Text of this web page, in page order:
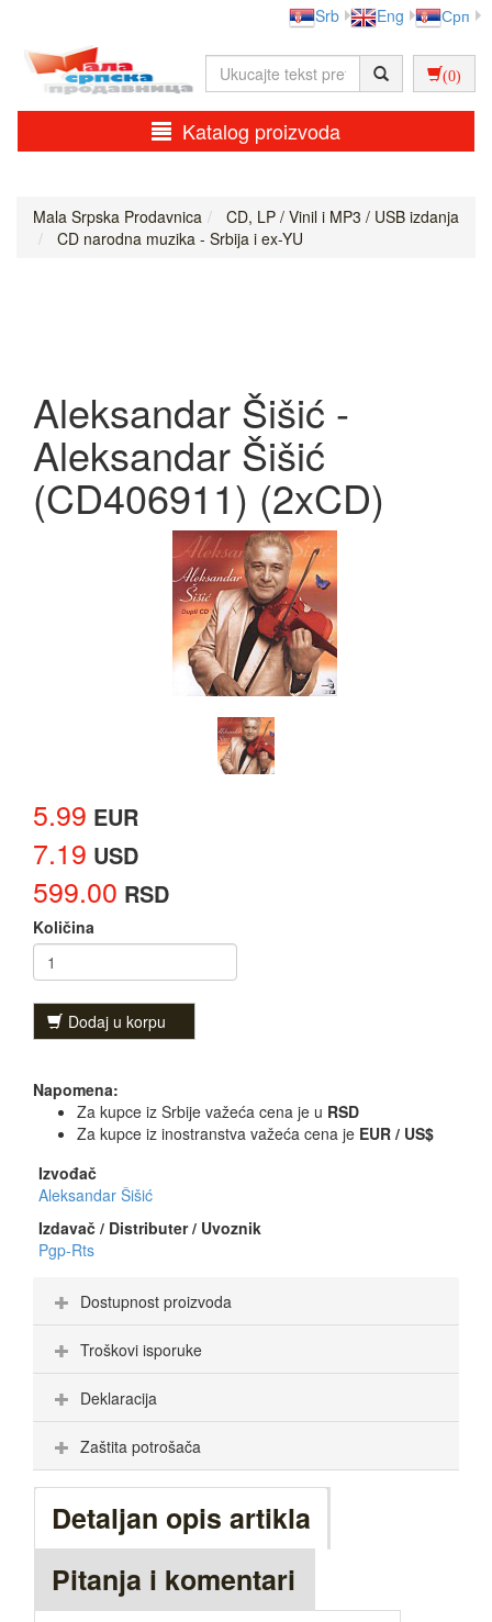
Srb Eng Срп
(0)
Katalog proizvoda
Mala Srpska Prodavnica
CD, LP / Vinil i MP3 / USB izdanja
CD narodna muzika - Srbija i ex-YU
Aleksandar Šišić -
Aleksandar Šišić
(CD406911) (2xCD)
5.99 EUR
7.19 USD
599.00 RSD
Količina
Dodaj u korpu
Napomena:
Za kupce iz Srbije važeća cena je u RSD
Za kupce iz inostranstva važeća cena je EUR / US$
Izvođač
Aleksandar Šišić
Izdavač / Distributer / Uvoznik
Pgp-Rts
Dostupnost proizvoda
Troškovi isporuke
Deklaracija
Zaštita potrošača
Detaljan opis artikla
Pitanja i komentari